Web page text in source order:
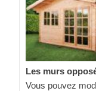
Les murs
Vous pouvez